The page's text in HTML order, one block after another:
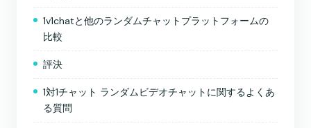
1v1chatと他のランダムチャットプラットフォームの
比較
評決
1対1チャット ランダムビデオチャットに関するよくあ
る質問